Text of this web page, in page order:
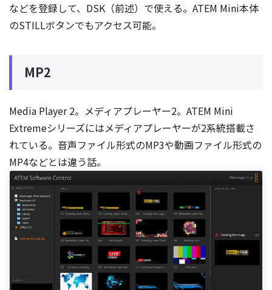
などを登録して、DSK（前述）で使える。ATEM Mini本体
のSTILLボタンでもアクセス可能。
MP2
Media Player 2。メディアプレーヤー2。ATEM Mini
Extremeシリーズにはメディアプレーヤーが2系統搭載さ
れている。音声ファイル形式のMP3や動画ファイル形式の
MP4などとは違う話。